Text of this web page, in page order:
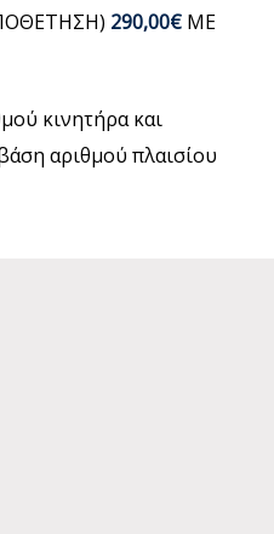
290,00€ ΜΕ
κινητήρα και
αριθμού πλαισίου